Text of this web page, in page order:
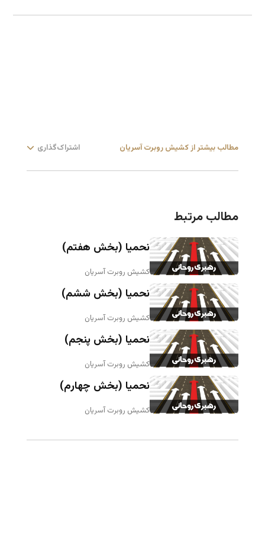
اشتراک‌گذاری مطالب بیشتر از کشیش روبرت آسریان
مطالب مرتبط
نحمیا (بخش هفتم)
کشیش روبرت آسریان
نحمیا (بخش ششم)
کشیش روبرت آسریان
نحمیا (بخش پنجم)
کشیش روبرت آسریان
نحمیا (بخش چهارم)
کشیش روبرت آسریان